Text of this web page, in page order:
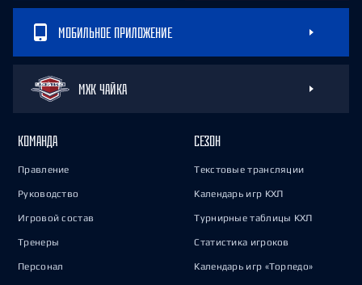
МОБИЛЬНОЕ ПРИЛОЖЕНИЕ
МХК ЧАЙКА
КОМАНДА
Правление
Руководство
Игровой состав
Тренеры
Персонал
СЕЗОН
Текстовые трансляции
Календарь игр КХЛ
Турнирные таблицы КХЛ
Статистика игроков
Календарь игр «Торпедо»